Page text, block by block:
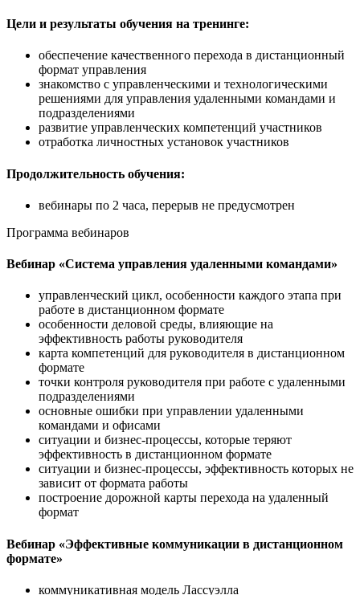
Цели и результаты обучения на тренинге:
обеспечение качественного перехода в дистанционный
формат управления
знакомство с управленческими и технологическими
решениями для управления удаленными командами и
подразделениями
развитие управленческих компетенций участников
отработка личностных установок участников
Продолжительность обучения:
вебинары по 2 часа, перерыв не предусмотрен
Программа вебинаров
Вебинар «Система управления удаленными командами»
управленческий цикл, особенности каждого этапа при
работе в дистанционном формате
особенности деловой среды, влияющие на
эффективность работы руководителя
карта компетенций для руководителя в дистанционном
формате
точки контроля руководителя при работе с удаленными
подразделениями
основные ошибки при управлении удаленными
командами и офисами
ситуации и бизнес-процессы, которые теряют
эффективность в дистанционном формате
ситуации и бизнес-процессы, эффективность которых не
зависит от формата работы
построение дорожной карты перехода на удаленный
формат
Вебинар «Эффективные коммуникации в дистанционном
формате»
коммуникативная модель Лассуэлла